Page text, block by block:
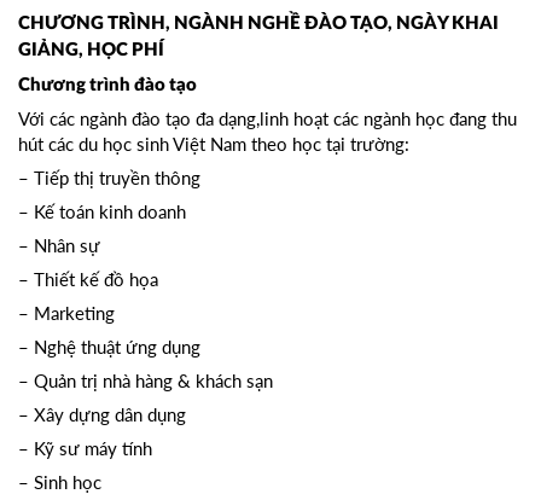
CHƯƠNG TRÌNH, NGÀNH NGHỀ ĐÀO TẠO, NGÀY KHAI
GIẢNG, HỌC PHÍ
Chương trình đào tạo
Với các ngành đào tạo đa dạng,linh hoạt các ngành học đang thu
hút các du học sinh Việt Nam theo học tại trường:
– Tiếp thị truyền thông
– Kế toán kinh doanh
– Nhân sự
– Thiết kế đồ họa
– Marketing
– Nghệ thuật ứng dụng
– Quản trị nhà hàng & khách sạn
– Xây dựng dân dụng
– Kỹ sư máy tính
– Sinh học